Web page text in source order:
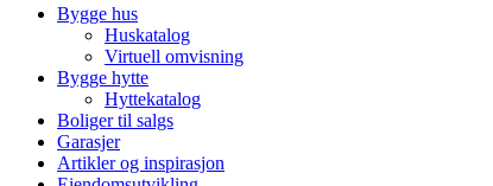
Bygge hus
Huskatalog
Virtuell omvisning
Bygge hytte
Hyttekatalog
Boliger til salgs
Garasjer
Artikler og inspirasjon